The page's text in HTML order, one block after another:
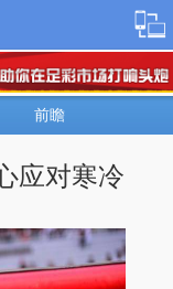
前瞻
应对寒冷